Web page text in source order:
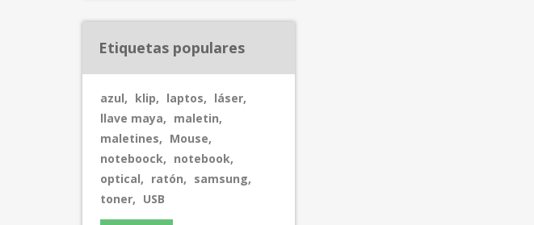
Etiquetas populares
azul, klip, laptos, láser,
llave maya, maletin,
maletines, Mouse,
noteboock, notebook,
optical, ratón, samsung,
toner, USB